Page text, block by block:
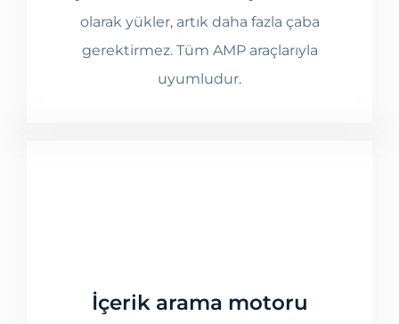
olarak yükler, artık daha fazla çaba
gerektirmez. Tüm AMP araçlarıyla
uyumludur.
İçerik arama motoru